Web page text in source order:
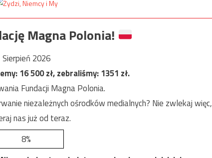
Magna Polonia!
Sierpień 2026
16 500zł, zebraliśmy:1351 zł.
Fundacji Magna Polonia.
niezależnych ośrodków medialnych? Nie zwlekaj więc,
nas już od teraz.
8%